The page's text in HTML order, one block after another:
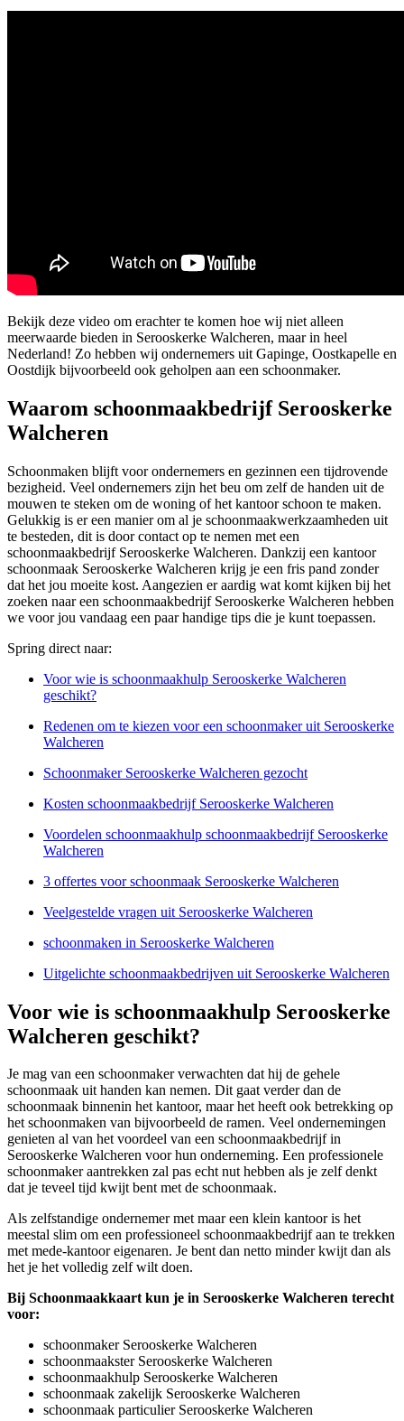
Bekijk deze video om erachter te komen hoe wij niet alleen
meerwaarde bieden in Serooskerke Walcheren, maar in heel
Nederland! Zo hebben wij ondernemers uit Gapinge, Oostkapelle en
Oostdijk bijvoorbeeld ook geholpen aan een schoonmaker.
Waarom schoonmaakbedrijf Serooskerke
Walcheren
Schoonmaken blijft voor ondernemers en gezinnen een tijdrovende
bezigheid. Veel ondernemers zijn het beu om zelf de handen uit de
mouwen te steken om de woning of het kantoor schoon te maken.
Gelukkig is er een manier om al je schoonmaakwerkzaamheden uit
te besteden, dit is door contact op te nemen met een
schoonmaakbedrijf Serooskerke Walcheren. Dankzij een kantoor
schoonmaak Serooskerke Walcheren krijg je een fris pand zonder
dat het jou moeite kost. Aangezien er aardig wat komt kijken bij het
zoeken naar een schoonmaakbedrijf Serooskerke Walcheren hebben
we voor jou vandaag een paar handige tips die je kunt toepassen.
Spring direct naar:
Voor wie is schoonmaakhulp Serooskerke Walcheren
geschikt?
Redenen om te kiezen voor een schoonmaker uit Serooskerke
Walcheren
Schoonmaker Serooskerke Walcheren gezocht
Kosten schoonmaakbedrijf Serooskerke Walcheren
Voordelen schoonmaakhulp schoonmaakbedrijf Serooskerke
Walcheren
3 offertes voor schoonmaak Serooskerke Walcheren
Veelgestelde vragen uit Serooskerke Walcheren
schoonmaken in Serooskerke Walcheren
Uitgelichte schoonmaakbedrijven uit Serooskerke Walcheren
Voor wie is schoonmaakhulp Serooskerke
Walcheren geschikt?
Je mag van een schoonmaker verwachten dat hij de gehele
schoonmaak uit handen kan nemen. Dit gaat verder dan de
schoonmaak binnenin het kantoor, maar het heeft ook betrekking op
het schoonmaken van bijvoorbeeld de ramen. Veel ondernemingen
genieten al van het voordeel van een schoonmaakbedrijf in
Serooskerke Walcheren voor hun onderneming. Een professionele
schoonmaker aantrekken zal pas echt nut hebben als je zelf denkt
dat je teveel tijd kwijt bent met de schoonmaak.
Als zelfstandige ondernemer met maar een klein kantoor is het
meestal slim om een professioneel schoonmaakbedrijf aan te trekken
met mede-kantoor eigenaren. Je bent dan netto minder kwijt dan als
het je het volledig zelf wilt doen.
Bij Schoonmaakkaart kun je in Serooskerke Walcheren terecht
voor:
schoonmaker Serooskerke Walcheren
schoonmaakster Serooskerke Walcheren
schoonmaakhulp Serooskerke Walcheren
schoonmaak zakelijk Serooskerke Walcheren
schoonmaak particulier Serooskerke Walcheren